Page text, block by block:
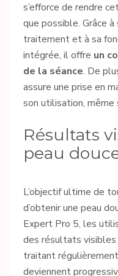
s’efforce de rendre
que possible. Grâce
traitement et à sa
intégrée, il offre un
de la séance. De
assure une prise en
son utilisation, même
Résultats
peau
L’objectif ultime de
d’obtenir une peau
Expert Pro 5, les
des résultats visibles
traitant
deviennent